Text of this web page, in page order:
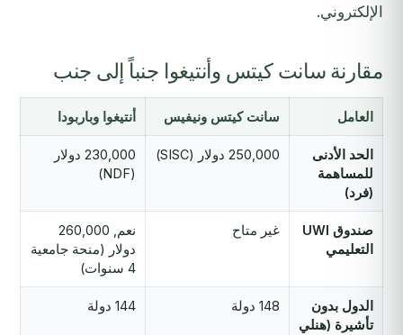
الإلكتروني.
مقارنة سانت كيتس وأنتيغوا جنباً إلى جنب
العامل سانت كيتس ونيفيس أنتيغوا وباربودا
الحد الأدنى
للمساهمة
(فرد)
250,000 دولار (SISC)
230,000 دولار
(NDF)
صندوق UWI
التعليمي
غير متاح
نعم, 260,000
دولار (منحة جامعية
4 سنوات)
الدول بدون
تأشيرة (هنلي
148 دولة 144 دولة